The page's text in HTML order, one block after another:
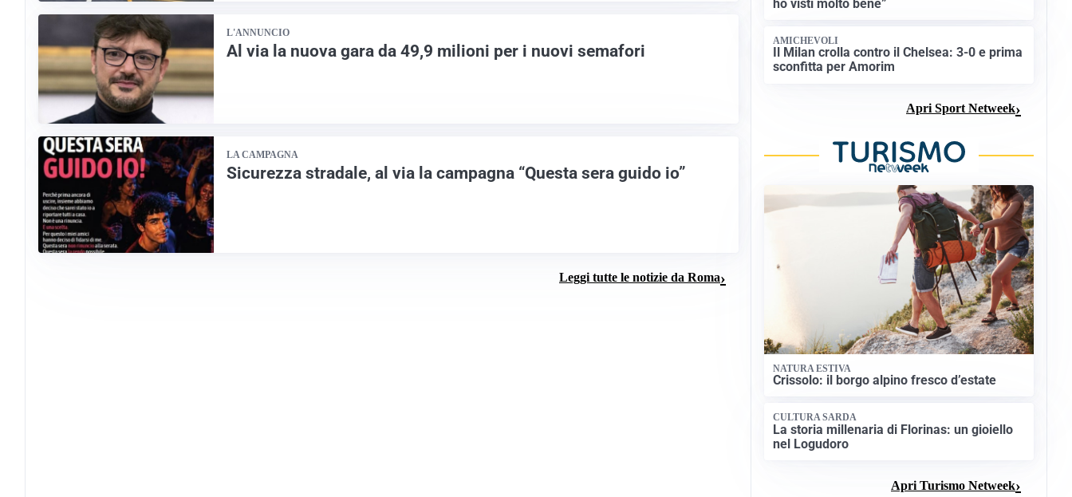
L'ANNUNCIO
Al via la nuova gara da 49,9 milioni per i nuovi semafori
LA CAMPAGNA
Sicurezza stradale, al via la campagna “Questa sera guido io”
Leggi tutte le notizie da Roma
ho visti molto bene”
AMICHEVOLI
Il Milan crolla contro il Chelsea: 3-0 e prima
sconfitta per Amorim
Apri Sport Netweek
NATURA ESTIVA
Crissolo: il borgo alpino fresco d’estate
CULTURA SARDA
La storia millenaria di Florinas: un gioiello
nel Logudoro
Apri Turismo Netweek